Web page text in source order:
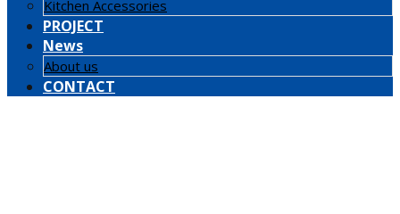
Kitchen Accessories
PROJECT
News
About us
CONTACT